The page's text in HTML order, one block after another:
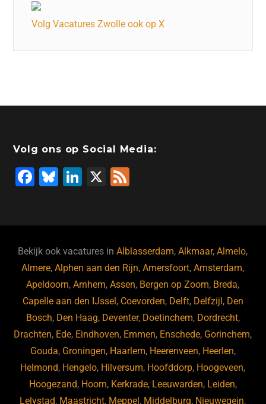
Volg Vacatures Zwolle ook op X
Volg ons op Social Media:
F
b
o
o
k
Bl
ky
Li
dI
n
X
Bekijk ook vacatures inAlblasserdam,Alkmaar,Almelo,
Almere,Alphen aan den Rijn,Amersfoort,Amsterdam,
Apeldoorn,Arnhem,Assen, Bergen op Zoom, Breda,
Capelle aan den IJssel , Coevorden, Delft, Delfzijl , Den
Bosch, Den Haag, Deventer, Doetinchem, Dordrecht,
Drachten, Ede, Eindhoven, Emmen, Enschede, Gorinchem,
Gouda, Groningen, Haarlem, Heerenveen, Heerlen,
Helmond, Hengelo, Hilversum, Hoofddorp, Hoogeveen,
Hoogezand, Hoorn, Kerkrade, Leeuwarden, Leiden,
Lelystad, Maastricht, Meppel , Middelburg, Nieuwegein,